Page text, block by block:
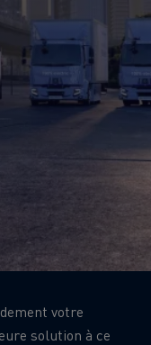
votre
solution à ce